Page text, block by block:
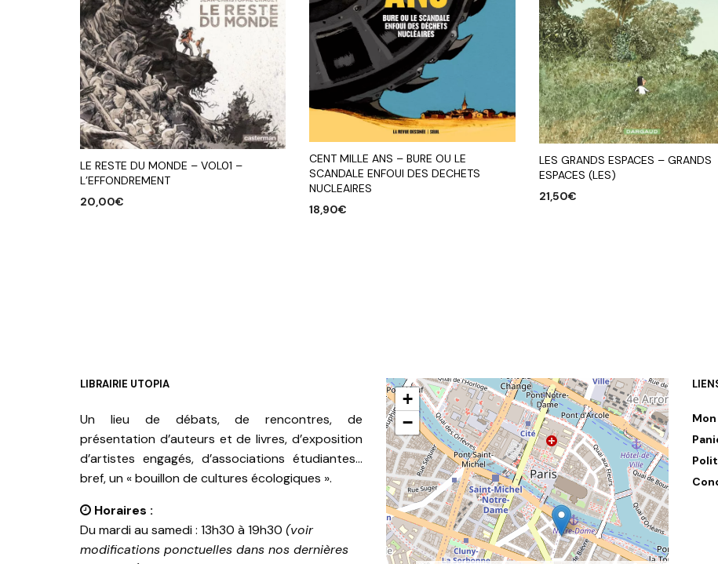
LE RESTE DU MONDE – VOL01 –
L’EFFONDREMENT
20,00€
CENT MILLE ANS – BURE OU LE
SCANDALE ENFOUI DES DECHETS
NUCLEAIRES
18,90€
LES GRANDS ESPACES – GRANDS
ESPACES (LES)
21,50€
LIBRAIRIE UTOPIA
Un lieu de débats, de rencontres, de
présentation d’auteurs et de livres, d’exposition
d’artistes engagés, d’associations étudiantes…
bref, un « bouillon de cultures écologiques ».
Horaires :
Du mardi au samedi : 13h30 à 19h30 (voir
modifications ponctuelles dans nos dernières
+
−